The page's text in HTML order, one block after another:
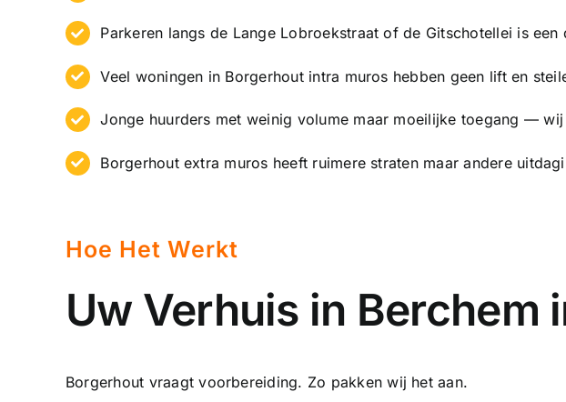
Parkeren langs de Lange Lobroekstraat of de Gitschotellei is
Veel woningen in Borgerhout intra muros hebben geen lift en
Jonge huurders met weinig volume maar moeilijke toegang —
Borgerhout extra muros heeft ruimere straten maar andere
Hoe Het Werkt
Uw Verhuis in Berchem
Borgerhout vraagt voorbereiding. Zo pakken wij het aan.